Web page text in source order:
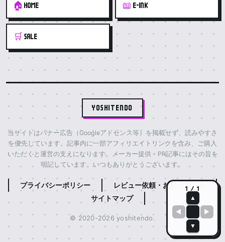
🏠 HOME 📖 E-INK
🛒 SALE
YOSHITENDO
当サイトはバナー広告（Googleアドセンス等）を掲載せず、読みやすさ
を優先しています。記事内に一部アフィリエイトリンクを含み、ご購入
いただくと運営の支えになります。メーカー提供・PR記事にはその旨を
明記しています。いつもありがとうございます。
プライバシーポリシー
レビュー依頼・お問い合わせ
サイトマップ
© 2020-2026 yoshitendo.
1 / 1
▲
◀ ▶
▼